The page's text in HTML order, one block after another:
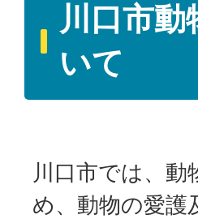
川口市
いて
川口市では、
め、動物の愛護